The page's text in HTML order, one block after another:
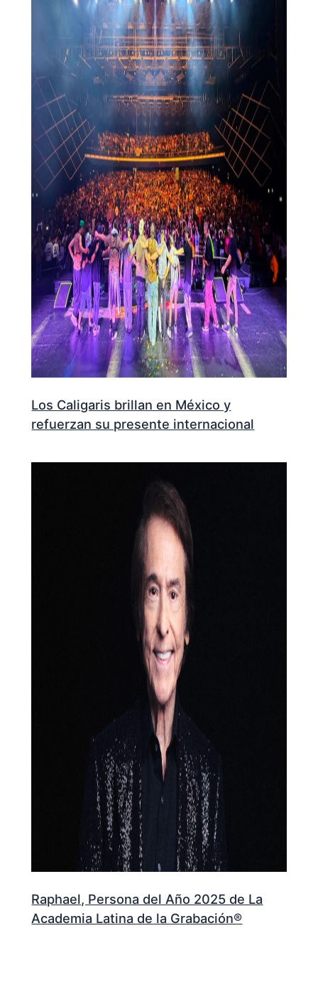
Los Caligaris brillan en México y
refuerzan su presente internacional
Raphael, Persona del Año 2025 de La
Academia Latina de la Grabación®